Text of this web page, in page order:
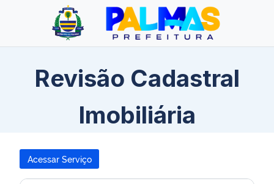
Revisão Cadastral
Imobiliária
Acessar Serviço